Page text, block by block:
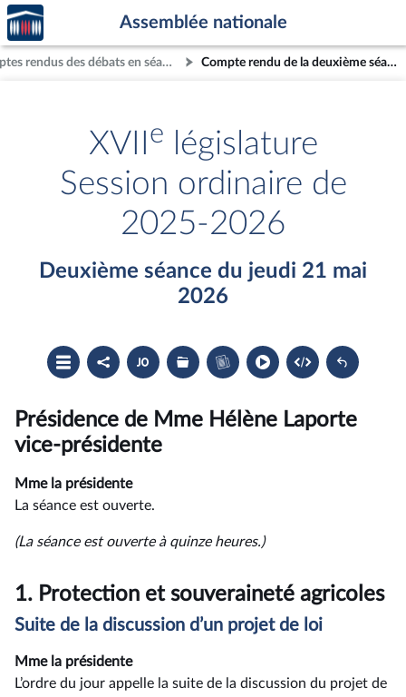
Aller au contenu
Aller en bas de la page
Accèder
à la
page
d'accueil
Assemblée nationale
Comptes rendus des débats en séance Compte rendu de la deuxième séance du jeudi 21 mai 2026
XVII e
législature
Session ordinaire de
2025-2026
Deuxième séance du jeudi 21 mai
2026
Ouvrir
le
sommaire
Partager
le
compte
Accéder
au
document
du
compte
rendu
Les
dossiers
législatifs
Accéder
au
cahier
Présidence de Mme Hélène Laporte
vice-présidente
Mme la présidente
La séance est ouverte.
(La séance est ouverte à quinze heures.)
1. Protection et souveraineté agricoles
Suite de la discussion d’un projet de loi
Mme la présidente
L’ordre du jour appelle la suite de la discussion du projet de